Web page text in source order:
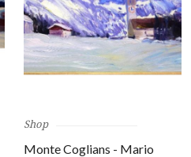
Shop
Monte Coglians - Mario